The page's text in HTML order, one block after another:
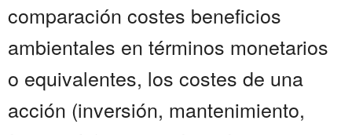
comparación costes beneficios
ambientales en términos monetarios
o equivalentes, los costes de una
acción (inversión, mantenimiento,